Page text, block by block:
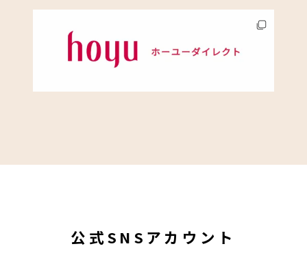
公式SNSアカウント